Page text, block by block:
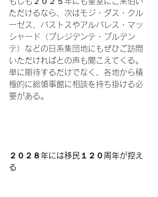
ただけるなら、次はモジ・ダス・クル
ーゼス、バストスやアルバレス・マッ
シャード（プレジデンテ・プルデン
テ）などの日系集団地にもぜひご訪問
いただければとの声も聞こえてくる。
単に期待するだけでなく、各地から積
極的に総領事館に相談を持ち掛ける必
要がある。
２０２８年には移民１２０周年が控え
る